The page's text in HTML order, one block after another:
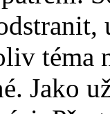
téma
Jako